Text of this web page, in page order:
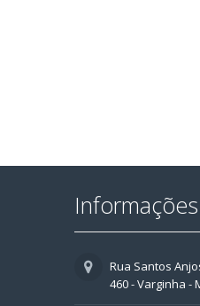
Rua Santos
460 - Varginha -